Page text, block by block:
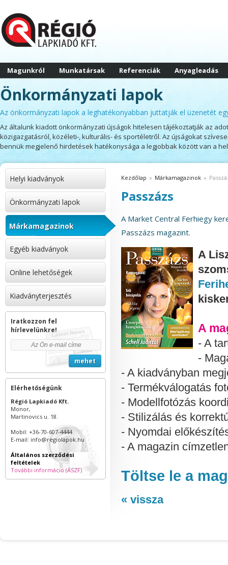
Magunkról Munkatársak Referenciák Anyagleadás
Önkormányzati lapok
Az önkormányzati lapok a leghatékonyabban juttatják el üzenetét
Az általunk kiadott önkormányzati újságok hitelesen tájékoztatják az
közigazgatásról, közéleti-, kulturális- és sportéletről. Az újságokat
bennük megjelenő hirdetések hatékonysága a legjobbak között van a
Kezdőlap » Márkamagazinok »
Passzázs
A Market Central Ferhiegy
Passzázs magazint.
A
A
- A
-
- A kiadványban
- Termékválogatás
- Modellfotózás
- Stilizálás és
- Nyomdai
- A magazin
Töltse le a
« vissza
Helyi kiadványok
Önkormányzati lapok
Márkamagazinok
Egyéb kiadványok
Online lehetőségek
Kiadványterjesztés
Iratkozzon fel
hírlevelünkre!
Elérhetőségünk
Régió Lapkiadó Kft.
Monor,
Martinovics u. 18.
Mobil: +36-70-607-4444
E-mail: info@regiolapok.hu
Általános szerződési
feltételek
További információ (ÁSZF)